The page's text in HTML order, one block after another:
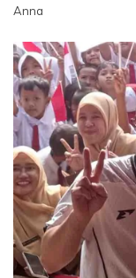
Anna